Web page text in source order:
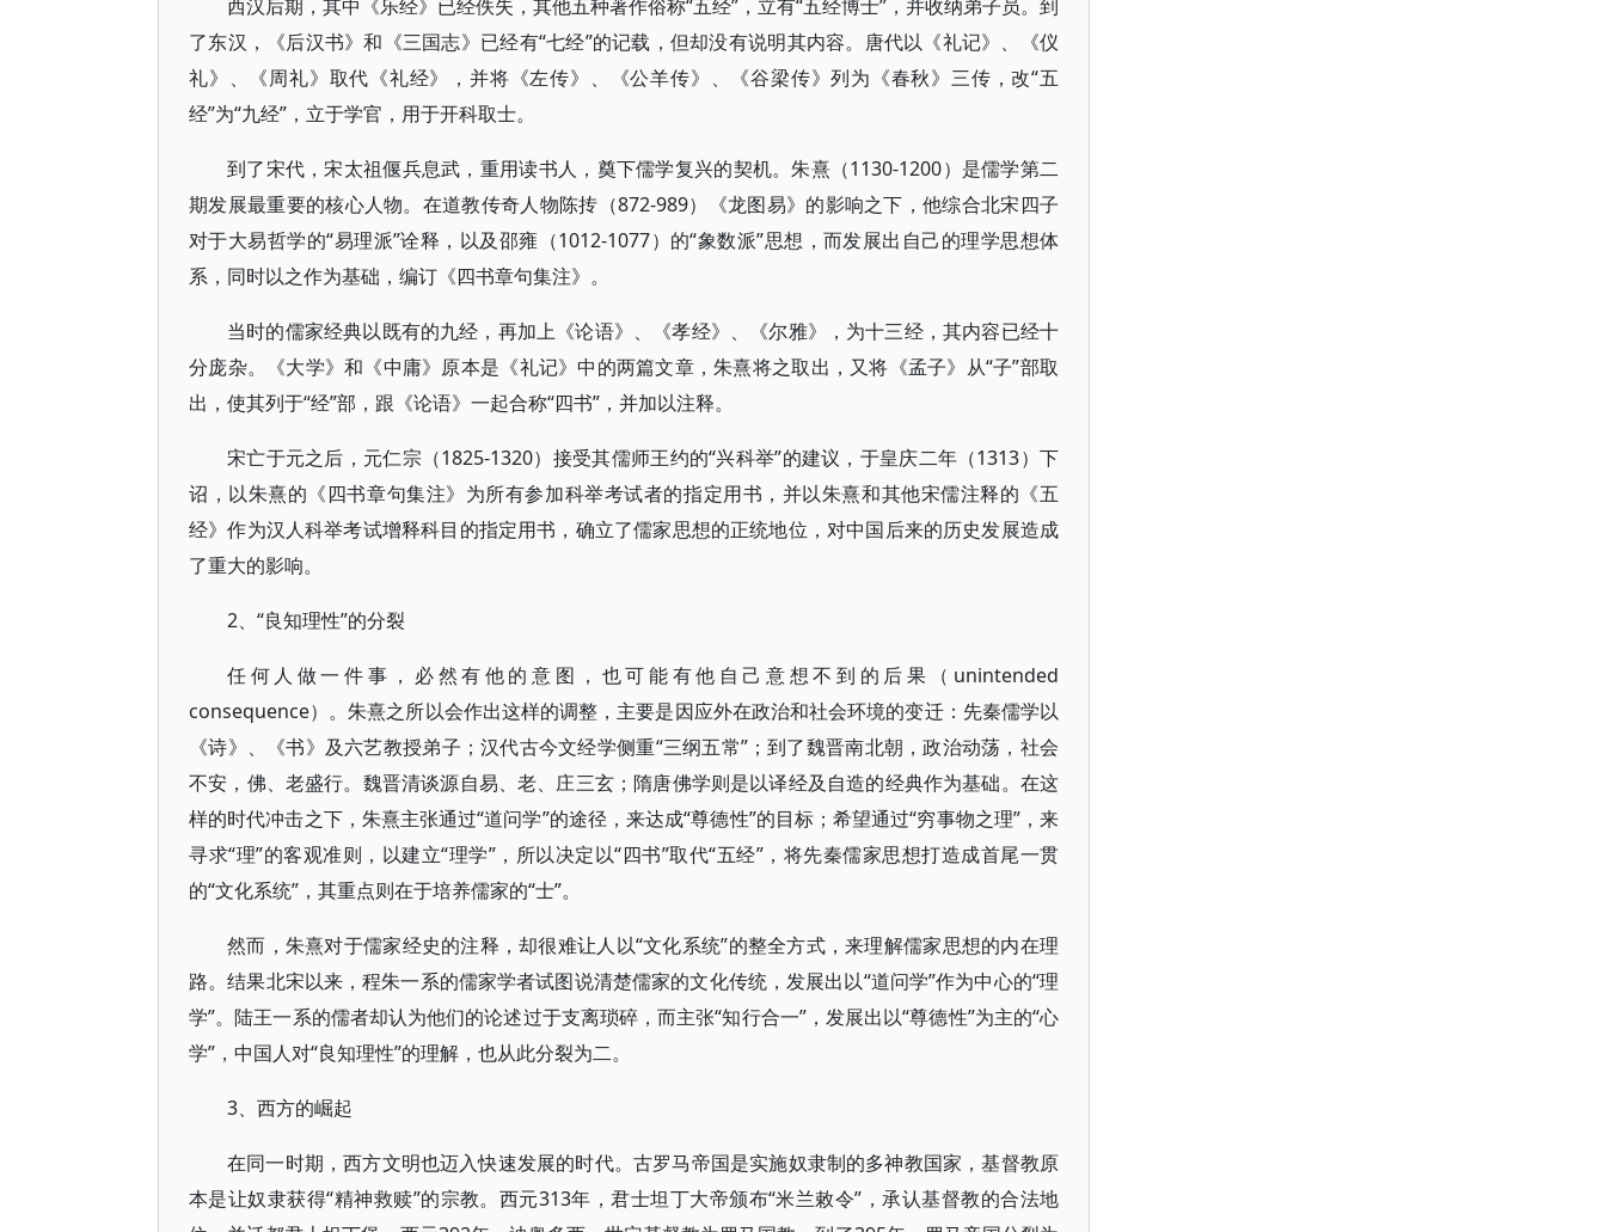
西汉后期，其中《乐经》已经佚失，其他五种著作俗称“五经”，立有“五经博士”，并收纳弟子员。到
了东汉，《后汉书》和《三国志》已经有“七经”的记载，但却没有说明其内容。唐代以《礼记》、《仪
礼》、《周礼》取代《礼经》，并将《左传》、《公羊传》、《谷梁传》列为《春秋》三传，改“五
经”为“九经”，立于学官，用于开科取士。
到了宋代，宋太祖偃兵息武，重用读书人，奠下儒学复兴的契机。朱熹（1130-1200）是儒学第二
期发展最重要的核心人物。在道教传奇人物陈抟（872-989）《龙图易》的影响之下，他综合北宋四子
对于大易哲学的“易理派”诠释，以及邵雍（1012-1077）的“象数派”思想，而发展出自己的理学思想体
系，同时以之作为基础，编订《四书章句集注》。
当时的儒家经典以既有的九经，再加上《论语》、《孝经》、《尔雅》，为十三经，其内容已经十
分庞杂。《大学》和《中庸》原本是《礼记》中的两篇文章，朱熹将之取出，又将《孟子》从“子”部取
出，使其列于“经”部，跟《论语》一起合称“四书”，并加以注释。
宋亡于元之后，元仁宗（1825-1320）接受其儒师王约的“兴科举”的建议，于皇庆二年（1313）下
诏，以朱熹的《四书章句集注》为所有参加科举考试者的指定用书，并以朱熹和其他宋儒注释的《五
经》作为汉人科举考试增释科目的指定用书，确立了儒家思想的正统地位，对中国后来的历史发展造成
了重大的影响。
2、“良知理性”的分裂
任何人做一件事，必然有他的意图，也可能有他自己意想不到的后果（unintended
consequence）。朱熹之所以会作出这样的调整，主要是因应外在政治和社会环境的变迁：先秦儒学以
《诗》、《书》及六艺教授弟子；汉代古今文经学侧重“三纲五常”；到了魏晋南北朝，政治动荡，社会
不安，佛、老盛行。魏晋清谈源自易、老、庄三玄；隋唐佛学则是以译经及自造的经典作为基础。在这
样的时代冲击之下，朱熹主张通过“道问学”的途径，来达成“尊德性”的目标；希望通过“穷事物之理”，来
寻求“理”的客观准则，以建立“理学”，所以决定以“四书”取代“五经”，将先秦儒家思想打造成首尾一贯
的“文化系统”，其重点则在于培养儒家的“士”。
然而，朱熹对于儒家经史的注释，却很难让人以“文化系统”的整全方式，来理解儒家思想的内在理
路。结果北宋以来，程朱一系的儒家学者试图说清楚儒家的文化传统，发展出以“道问学”作为中心的“理
学”。陆王一系的儒者却认为他们的论述过于支离琐碎，而主张“知行合一”，发展出以“尊德性”为主的“心
学”，中国人对“良知理性”的理解，也从此分裂为二。
3、西方的崛起
在同一时期，西方文明也迈入快速发展的时代。古罗马帝国是实施奴隶制的多神教国家，基督教原
本是让奴隶获得“精神救赎”的宗教。西元313年，君士坦丁大帝颁布“米兰敕令”，承认基督教的合法地